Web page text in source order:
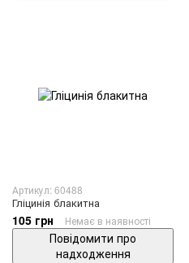
Артикул: 60488
Гліцинія блакитна
105 грн Немає в наявності
Повідомити про
надходження